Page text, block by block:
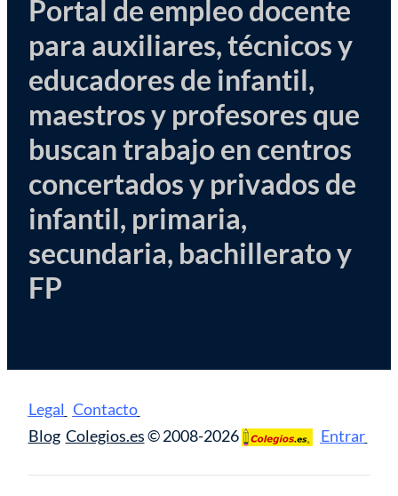
Portal de empleo docente
para auxiliares, técnicos y
educadores de infantil,
maestros y profesores que
buscan trabajo en centros
concertados y privados de
infantil, primaria,
secundaria, bachillerato y
FP
Legal Contacto
Blog Colegios.es© 2008-2026 Entrar